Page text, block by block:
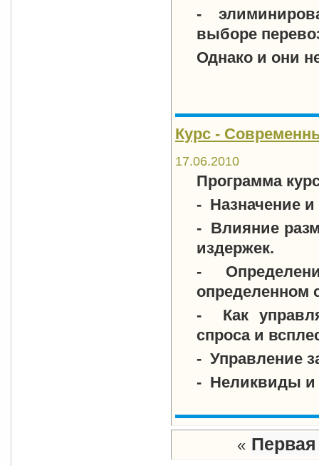
-
выборе
Однако и они
Курс -
17.06.2010
Программа
- Назначение
- Влияние
издержек.
-
определенном
- Как
спроса и
- Управление
- Неликвиды и
« Первая